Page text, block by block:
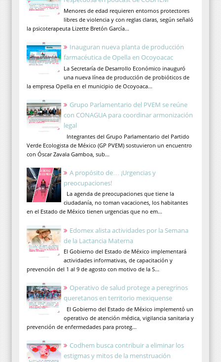
Menores de edad requieren entornos protectores
libres de violencia y con reglas claras, según señaló
la psicoterapeuta Lizette Bretón García...
Inauguran nueva planta de producción
farmacéutica de Opella en Ocoyoacac
La Secretaría de Desarrollo Económico inauguró
una nueva línea de producción de probióticos de
la empresa Opella en el municipio de Ocoyoaca...
Grupo Parlamentario del PVEM se reúne
con CONAGUA para coordinar armonización
legal
Integrantes del Grupo Parlamentario del Partido
Verde Ecologista de México (GP PVEM) sostuvieron un encuentro
con Óscar Zavala Gamboa, sub...
A propósito de… ¡Urgencias y
preocupaciones!
La agenda de preocupaciones que tiene la
ciudadanía, no toman vacaciones, los habitantes
en el Estado de México tienen urgencias que no em...
Edomex alista actividades por la Semana
de la Lactancia Materna
El Gobierno del Estado de México implementará
actividades informativas, de capacitación y
prevención del 1 al 9 de agosto con motivo de la S...
Operativo de salud protege a peregrinos
queretanos en territorio mexiquense
El Gobierno del Estado de México implementó un
operativo de atención médica, vigilancia sanitaria y
prevención de enfermedades para proteg...
Codhem busca contribuir a eliminar los
estigmas y mitos de la menstruación